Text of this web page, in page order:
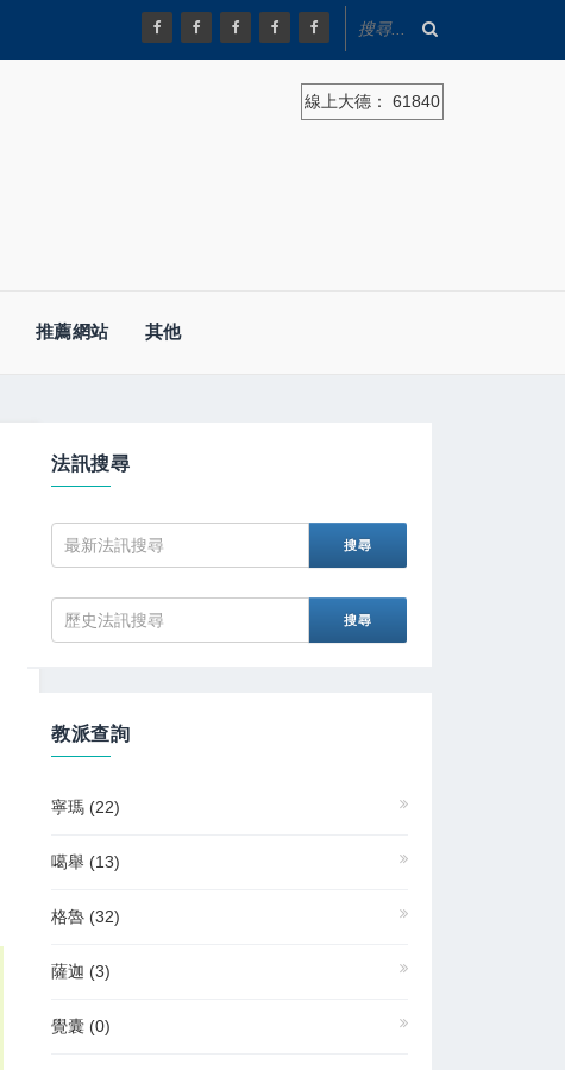
線上大德： 61840
推薦網站 其他
法訊搜尋
教派查詢
寧瑪 (22)
噶舉 (13)
格魯 (32)
薩迦 (3)
覺囊 (0)